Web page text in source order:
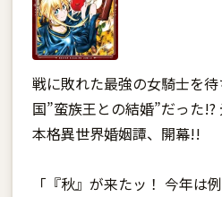
戦に敗れた最強の女騎士を
国”蛮族王との結婚”だった
本格異世界婚姻譚、開幕!!
「『秋』が来たッ！ 今年は